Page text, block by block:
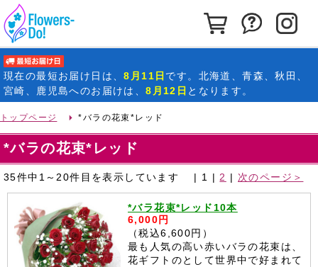
カートを見る
お問い合
現在の最短お届け日 は、8月11日 です。北海道、青森、秋田、
宮崎、鹿児島へのお届けは、8月12日 となります。
トップページ *バラの花束*レッド
*バラの花束*レッド
35件中1～20件目を表示しています | 1 | 2 | 次のページ＞
*バラ花束*レッド10本
6,000円
（税込6,600円）
最も人気の高い赤いバラの花束は、
花ギフトのとして世界中で好まれて